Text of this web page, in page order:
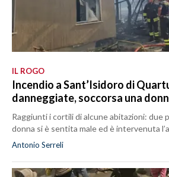
IL ROGO
Incendio a Sant’Isidoro di
danneggiate, soccorsa una
Raggiunti i cortili di alcune abitazioni: due
donna si è sentita male ed è intervenuta
Antonio Serreli